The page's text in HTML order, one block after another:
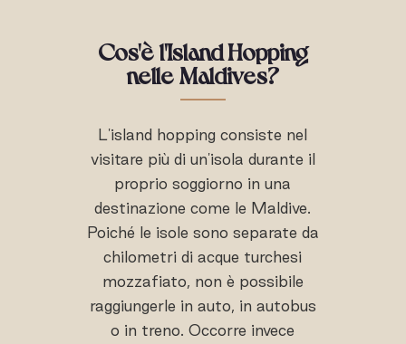
Cos'èl'Island Hopping
nelle Maldives?
L'island hopping consiste nel
visitare più di un'isola durante il
proprio soggiorno in una
destinazione come le Maldive.
Poiché le isole sono separate da
chilometri di acque turchesi
mozzafiato, non è possibile
raggiungerle in auto, in autobus
o in treno. Occorre invece